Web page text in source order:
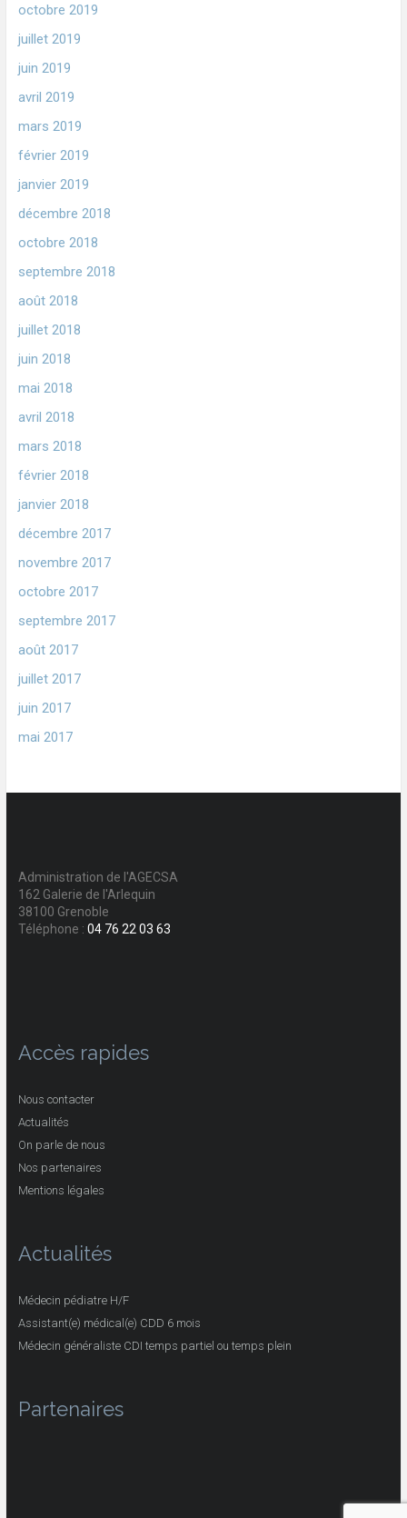
octobre 2019
juillet 2019
juin 2019
avril 2019
mars 2019
février 2019
janvier 2019
décembre 2018
octobre 2018
septembre 2018
août 2018
juillet 2018
juin 2018
mai 2018
avril 2018
mars 2018
février 2018
janvier 2018
décembre 2017
novembre 2017
octobre 2017
septembre 2017
août 2017
juillet 2017
juin 2017
mai 2017
Administration de l'AGECSA
162 Galerie de l'Arlequin
38100 Grenoble
Téléphone : 04 76 22 03 63
Accès rapides
Nous contacter
Actualités
On parle de nous
Nos partenaires
Mentions légales
Actualités
Médecin pédiatre H/F
Assistant(e) médical(e) CDD 6 mois
Médecin généraliste CDI temps partiel ou temps plein
Partenaires